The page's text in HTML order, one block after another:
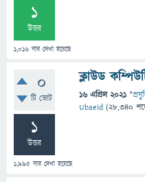
1
উত্তর
1,016 বার দেখা হয়েছে
0
টি ভোট
1
উত্তর
1,995 বার দেখা হয়েছে
ক্লাউড
16 এপ্রিল 2021 "
Ubaeid (28,340